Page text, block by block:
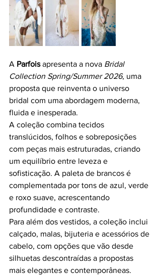
A Parfois apresenta a nova Bridal
Collection Spring/Summer 2026, uma
proposta que reinventa o universo
bridal com uma abordagem moderna,
fluida e inesperada.
A coleção combina tecidos
translúcidos, folhos e sobreposições
com peças mais estruturadas, criando
um equilíbrio entre leveza e
sofisticação. A paleta de brancos é
complementada por tons de azul, verde
e roxo suave, acrescentando
profundidade e contraste.
Para além dos vestidos, a coleção inclui
calçado, malas, bijuteria e acessórios de
cabelo, com opções que vão desde
silhuetas descontraídas a propostas
mais elegantes e contemporâneas.